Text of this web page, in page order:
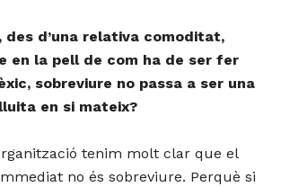
des d’una relativa comoditat,
en la pell de com ha de ser fer
sobreviure no passa a ser una
en si mateix?
tenim molt clar que el
no és sobreviure. Perquè si